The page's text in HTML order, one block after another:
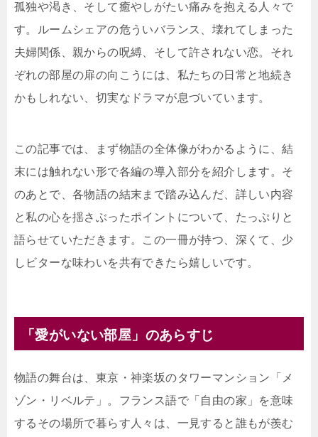
孤独や渇き、そして癒やしがたい痛みを抱える人々で
す。ルームシェアの危ういバランス、壊れてしまった
夫婦関係、親からの呪縛、そして許されない恋。それ
ぞれの部屋の扉の向こうには、私たちの日常と地続き
かもしれない、切実なドラマが息づいています。
この記事では、まず物語の全体像がわかるように、結
末には触れない形で各編の導入部分を紹介します。そ
のあとで、各物語の結末まで踏み込んだ、詳しい内容
と私の心を揺さぶったポイントについて、たっぷりと
語らせていただきます。この一冊が持つ、深くて、少
しビターな味わいを共有できたら嬉しいです。
「愛がいない部屋」のあらすじ
物語の舞台は、東京・神楽坂のタワーマンション「メ
ゾン・リベルテ」。フランス語で「自由の家」を意味
するその場所で暮らす人々は、一見すると誰もが羨む